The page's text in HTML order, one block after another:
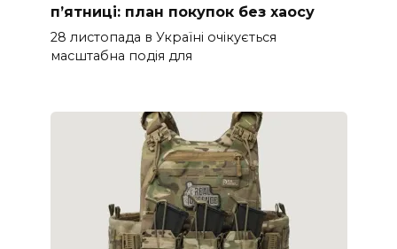
п’ятниці: план покупок без хаосу
28 листопада в Україні очікується
масштабна подія для